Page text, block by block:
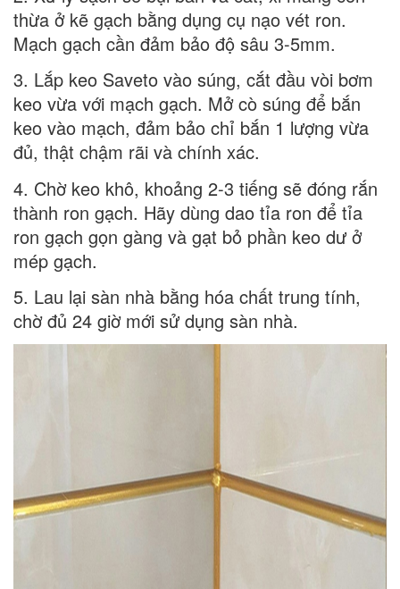
thừa ở kẽ gạch bằng dụng cụ nạo vét ron.
Mạch gạch cần đảm bảo độ sâu 3-5mm.
3. Lắp keo Saveto vào súng, cắt đầu vòi bơm
keo vừa với mạch gạch. Mở cò súng để bắn
keo vào mạch, đảm bảo chỉ bắn 1 lượng vừa
đủ, thật chậm rãi và chính xác.
4. Chờ keo khô, khoảng 2-3 tiếng sẽ đóng rắn
thành ron gạch. Hãy dùng dao tỉa ron để tỉa
ron gạch gọn gàng và gạt bỏ phần keo dư ở
mép gạch.
5. Lau lại sàn nhà bằng hóa chất trung tính,
chờ đủ 24 giờ mới sử dụng sàn nhà.